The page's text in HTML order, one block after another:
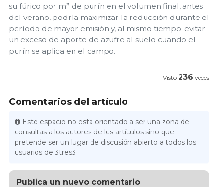
sulfúrico por m³ de purín en el volumen final, antes
del verano, podría maximizar la reducción durante el
período de mayor emisión y, al mismo tiempo, evitar
un exceso de aporte de azufre al suelo cuando el
purín se aplica en el campo.
Visto 236 veces
Comentarios del artículo
Este espacio no está orientado a ser una zona de
consultas a los autores de los artículos sino que
pretende ser un lugar de discusión abierto a todos los
usuarios de 3tres3
Publica un nuevo comentario